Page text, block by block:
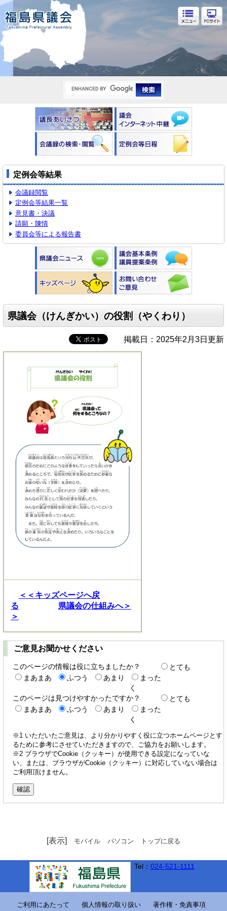
福島県議会
定例会等結果
会議録閲覧
定例会等結果一覧
意見書・決議
請願・陳情
委員会等による報告書
県議会（けんぎかい）の役割（やくわり）
掲載日：2025年2月3日更新
＜＜キッズページへ戻
る
県議会の仕組みへ＞
＞
ご意見お聞かせください
このページの情報は役に立ちましたか？
とても
まあまあ
ふつう あまり
まった
く
このページは見つけやすかったですか？
とても
まあまあ
ふつう あまり
まった
く
※1 いただいたご意見は、より分かりやすく役に立つホームページとす
るために参考にさせていただきますので、ご協力をお願いします。
※2 ブラウザでCookie（クッキー）が使用できる設定になっていな
い、または、ブラウザがCookie（クッキー）に対応していない場合は
ご利用頂けません。
[表示] モバイル パソコン トップに戻る
Tel： 024-521-1111
ご利用にあたって 個人情報の取り扱い 著作権・免責事項